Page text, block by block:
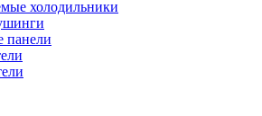
холодильники
панели